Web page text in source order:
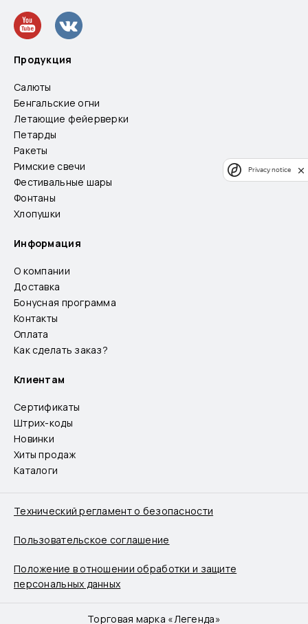
Продукция
Салюты
Бенгальские огни
Летающие фейерверки
Петарды
Ракеты
Римские свечи
Фестивальные шары
Фонтаны
Хлопушки
Информация
О компании
Доставка
Бонусная программа
Контакты
Оплата
Как сделать заказ?
Клиентам
Сертификаты
Штрих-коды
Новинки
Хиты продаж
Каталоги
Технический регламент о безопасности
Пользовательское соглашение
Положение в отношении обработки и защите
персональных данных
Торговая марка «Легенда»
Privacy notice